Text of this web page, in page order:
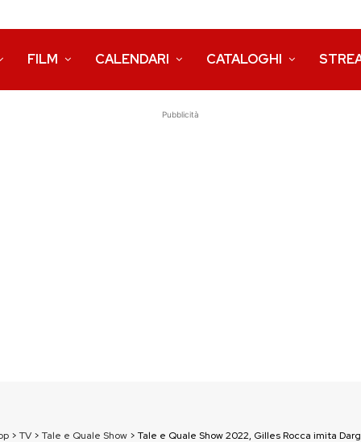
FILM CALENDARI CATALOGHI
Pubblicità
> TV> Tale e Quale Show> Tale e Quale Show 2022, Gilles Rocca imita